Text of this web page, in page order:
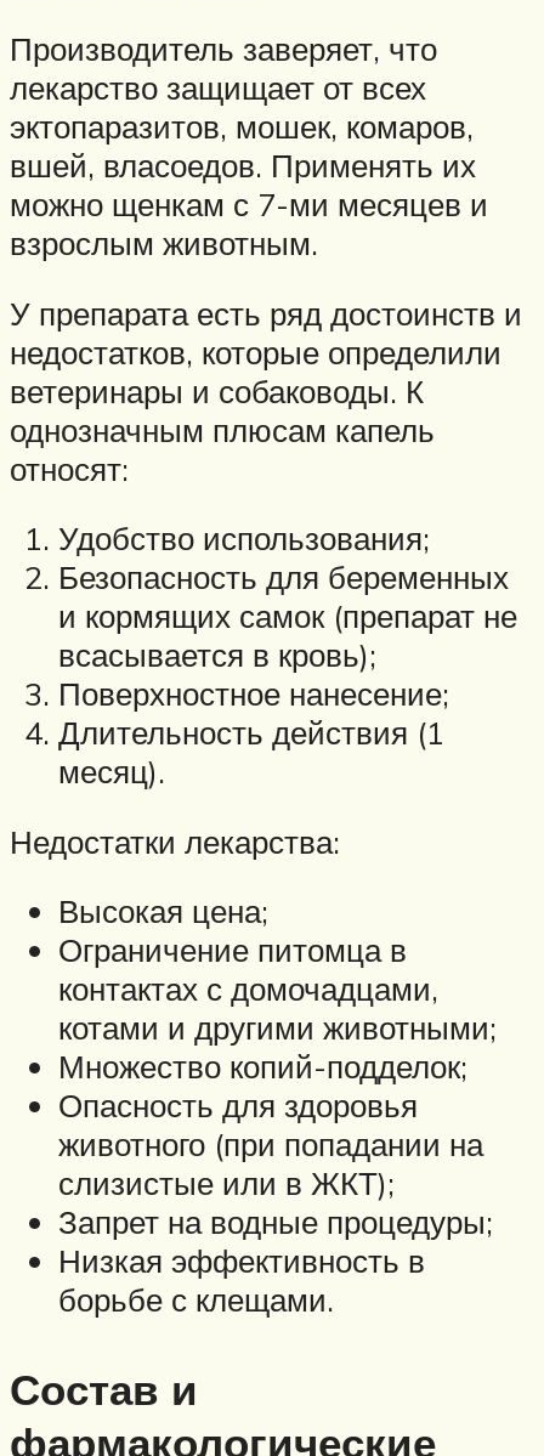
Производитель заверяет, что
лекарство защищает от всех
эктопаразитов, мошек, комаров,
вшей, власоедов. Применять их
можно щенкам с 7-ми месяцев и
взрослым животным.
У препарата есть ряд достоинств и
недостатков, которые определили
ветеринары и собаководы. К
однозначным плюсам капель
относят:
Удобство использования;
Безопасность для беременных
и кормящих самок (препарат не
всасывается в кровь);
Поверхностное нанесение;
Длительность действия (1
месяц).
Недостатки лекарства:
Высокая цена;
Ограничение питомца в
контактах с домочадцами,
котами и другими животными;
Множество копий-подделок;
Опасность для здоровья
животного (при попадании на
слизистые или в ЖКТ);
Запрет на водные процедуры;
Низкая эффективность в
борьбе с клещами.
Состав и
фармакологические